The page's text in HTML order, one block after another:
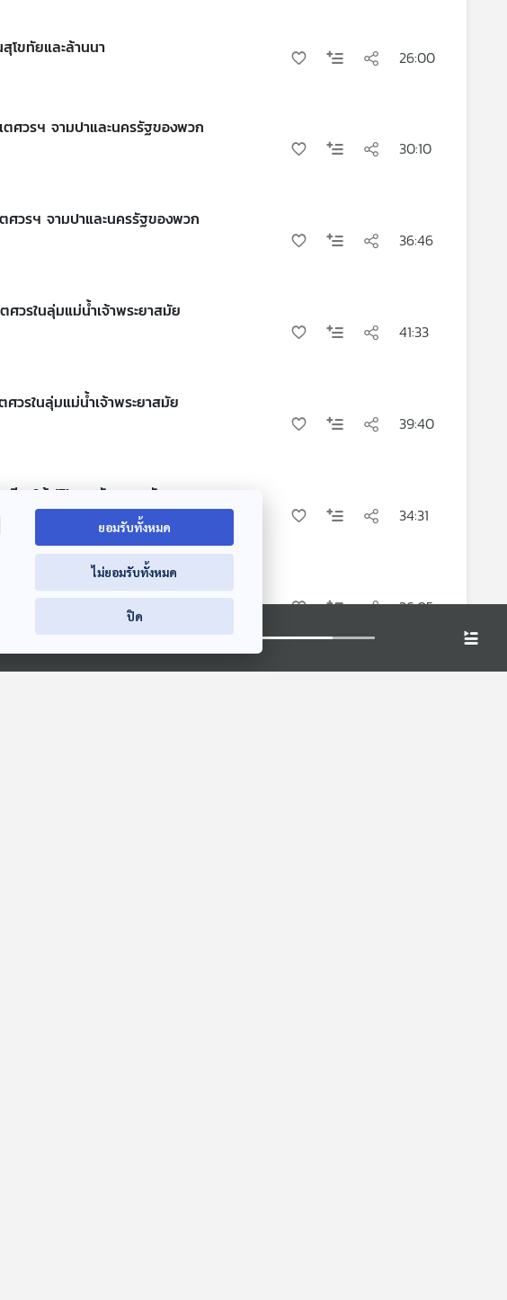
โขทัยและล้านนา 26:00
ศวรฯ จามปาและนครรัฐของพวก
30:10
ศวรฯ จามปาและนครรัฐของพวก
36:46
วรในลุ่มแม่น้ำเจ้าพระยาสมัย
41:33
วรในลุ่มแม่น้ำเจ้าพระยาสมัย
39:40
ฉียงใต้ (7) - สมัยอาณาจักร
34:31
กเฉียงใต้ (6) - ก่อนสมัยอาณาจักร
36:05
กเฉียงใต้ (5) ดินแดนลุ่มแม่น้ำอิระ
00:00:00
ยอมรับทั้งหมด
ไม่ยอมรับทั้งหมด
ปิด